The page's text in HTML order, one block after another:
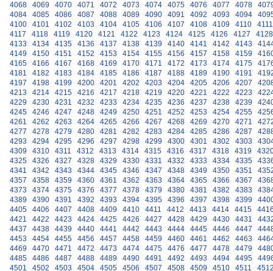
4068
4069 4070 4071 4072 4073 4074 4075 4076 4077 4078
4084
4085 4086 4087 4088 4089 4090 4091 4092 4093 4094
4100
4101 4102 4103 4104 4105 4106 4107 4108 4109 4110
4111
4117
4118 4119 4120 4121 4122 4123 4124 4125 4126 4127
4128
4133
4134 4135 4136 4137 4138 4139 4140 4141 4142 4143
4149
4150 4151 4152 4153 4154 4155 4156 4157 4158 4159
4165
4166 4167 4168 4169 4170 4171 4172 4173 4174 4175
4181
4182 4183 4184 4185 4186 4187 4188 4189 4190 4191
4197
4198 4199 4200 4201 4202 4203 4204 4205 4206 4207
4213
4214 4215 4216 4217 4218 4219 4220 4221 4222 4223
4229
4230 4231 4232 4233 4234 4235 4236 4237 4238 4239
4245
4246 4247 4248 4249 4250 4251 4252 4253 4254 4255
4261
4262 4263 4264 4265 4266 4267 4268 4269 4270 4271
4277
4278 4279 4280 4281 4282 4283 4284 4285 4286 4287
4293
4294 4295 4296 4297 4298 4299 4300 4301 4302 4303
4309
4310 4311 4312 4313 4314 4315 4316 4317 4318 4319
4325
4326 4327 4328 4329 4330 4331 4332 4333 4334 4335
4341
4342 4343 4344 4345 4346 4347 4348 4349 4350 4351
4357
4358 4359 4360 4361 4362 4363 4364 4365 4366 4367
4373
4374 4375 4376 4377 4378 4379 4380 4381 4382 4383
4389
4390 4391 4392 4393 4394 4395 4396 4397 4398 4399
4405
4406 4407 4408 4409 4410 4411 4412 4413 4414 4415
4421
4422 4423 4424 4425 4426 4427 4428 4429 4430 4431
4437
4438 4439 4440 4441 4442 4443 4444 4445 4446 4447
4453
4454 4455 4456 4457 4458 4459 4460 4461 4462 4463
4469
4470 4471 4472 4473 4474 4475 4476 4477 4478 4479
4485
4486 4487 4488 4489 4490 4491 4492 4493 4494 4495
4501
4502 4503 4504 4505 4506 4507 4508 4509 4510 4511